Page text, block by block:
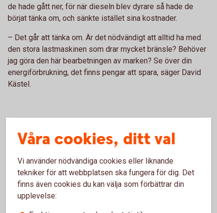
de hade gått ner, för när dieseln blev dyrare så hade de
börjat tänka om, och sänkte istället sina kostnader.
– Det går att tänka om. Är det nödvändigt att alltid ha med
den stora lastmaskinen som drar mycket bränsle? Behöver
jag göra den här bearbetningen av marken? Se över din
energiförbrukning, det finns pengar att spara, säger David
Kästel.
Prata med våra skogs- och
lantbruksspecialister
Som kund hos oss får du tillgång till kompetens
inom juridik, ägarskifte, försäkrings- och
pensionslösningar, finansiering och placeringar.
Våra cookies, ditt val
Vi använder nödvändiga cookies eller liknande
tekniker för att webbplatsen ska fungera för dig. Det
finns även cookies du kan välja som förbättrar din
upplevelse: